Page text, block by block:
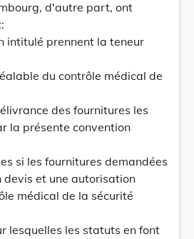
d'autre part, ont
intitulé prennent la teneur
du contrôle médical de
des fournitures les
la présente convention
si les fournitures demandées
devis et une autorisation
médical de la sécurité
lesquelles les statuts en font